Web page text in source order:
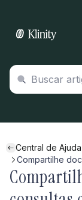
Central de Ajuda
Compartilhe